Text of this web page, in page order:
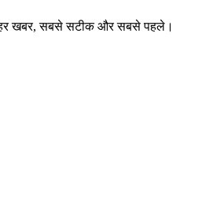
हर खबर, सबसे सटीक और सबसे पहले।